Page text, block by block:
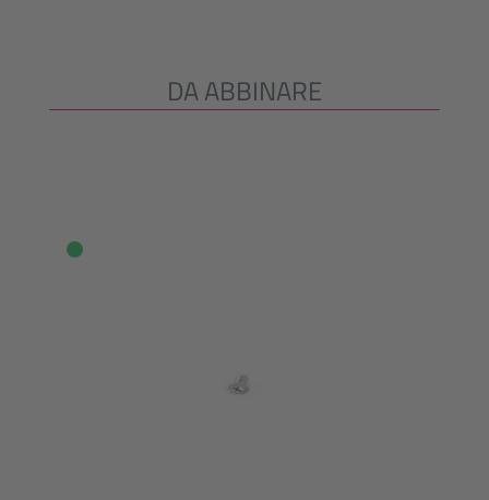
Salta la galleria dei prodotti
DA ABBINARE